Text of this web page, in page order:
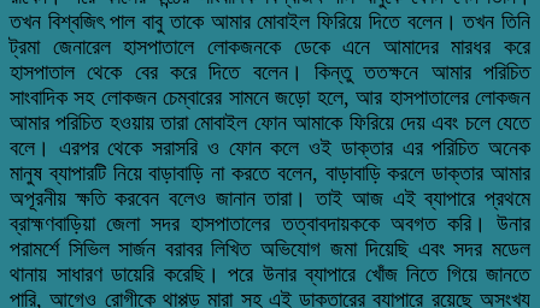
তখন বিশ্বজিৎ পাল বাবু তাকে আমার মোবাইল ফিরিয়ে দিতে বলেন। তখন তিনি
ট্রমা জেনারেল হাসপাতালে লোকজনকে ডেকে এনে আমাদের মারধর করে
হাসপাতাল থেকে বের করে দিতে বলেন। কিন্তু ততক্ষনে আমার পরিচিত
সাংবাদিক সহ লোকজন চেম্বারের সামনে জড়ো হলে, আর হাসপাতালের লোকজন
আমার পরিচিত হওয়ায় তারা মোবাইল ফোন আমাকে ফিরিয়ে দেয় এবং চলে যেতে
বলে। এরপর থেকে সরাসরি ও ফোন কলে ওই ডাক্তার এর পরিচিত অনেক
মানুষ ব্যাপারটি নিয়ে বাড়াবাড়ি না করতে বলেন, বাড়াবাড়ি করলে ডাক্তার আমার
অপূরনীয় ক্ষতি করবেন বলেও জানান তারা। তাই আজ এই ব্যাপারে প্রথমে
ব্রাহ্মণবাড়িয়া জেলা সদর হাসপাতালের তত্বাবদায়ককে অবগত করি। উনার
পরামর্শে সিভিল সার্জন বরাবর লিখিত অভিযোগ জমা দিয়েছি এবং সদর মডেল
থানায় সাধারণ ডায়েরি করেছি। পরে উনার ব্যাপারে খোঁজ নিতে গিয়ে জানতে
পারি, আগেও রোগীকে থাপ্পড় মারা সহ এই ডাক্তারের ব্যাপারে রয়েছে অসংখ্য